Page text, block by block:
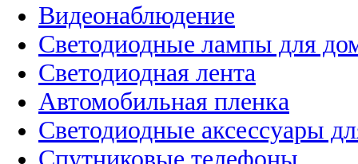
Видеонаблюдение
Светодиодные лампы для
Светодиодная лента
Автомобильная пленка
Светодиодные аксессуары